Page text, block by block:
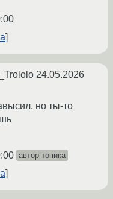
24.05.2026
но ты-то
автор топика